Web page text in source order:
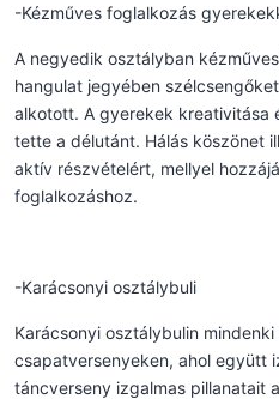
-Kézműves foglalkozás
A negyedik osztályban
hangulat jegyében
alkotott. A gyerekek kreativitása
tette a délutánt. Hálás köszönet
aktív részvételért, mellyel
foglalkozáshoz.
-Karácsonyi osztálybuli
Karácsonyi osztálybulin
csapatversenyeken, ahol együtt
táncverseny izgalmas pillanatait